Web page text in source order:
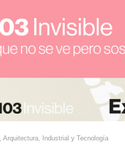
Arquitectura, Industrial y Tecnología